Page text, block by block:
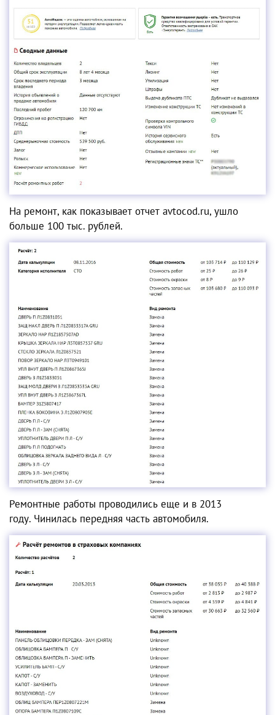
На ремонт, как показывает отчет avtocod.ru, ушло
больше 100 тыс. рублей.
Ремонтные работы проводились еще и в 2013
году. Чинилась передняя часть автомобиля.